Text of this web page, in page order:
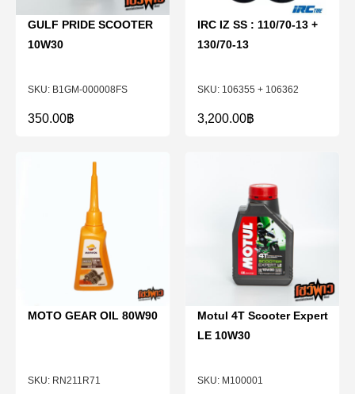
B1GM-000008FS
GULF PRIDE SCOOTER
10W30
350.00฿
106355 + 106362
IRC IZ SS : 110/70-13 +
130/70-13
3,200.00฿
RN211R71
MOTO GEAR OIL 80W90
M100001
Motul 4T Scooter Expert
LE 10W30